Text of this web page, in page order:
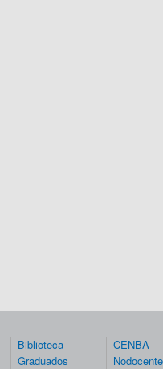
Biblioteca
Graduados
CENBA